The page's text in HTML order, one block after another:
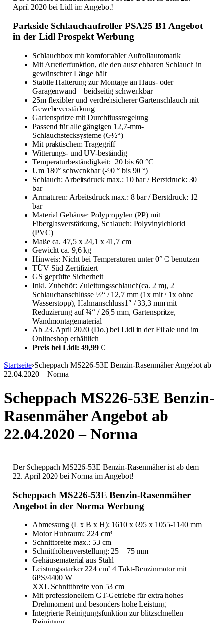
April 2020 bei Lidl im Angebot!
Parkside Schlauchaufroller PSA25 B1 Angebot
in der Lidl Prospekt Werbung
Schlauchbox mit komfortabler Aufrollautomatik
Mit Arretierfunktion, die den ausziehbaren Schlauch in
gewünschter Länge hält
Stabile Halterung zur Montage an Haus- oder
Garagenwand – beidseitig schwenkbar
25m flexibler und verdrehsicherer Gartenschlauch mit
Gewebeverstärkung
Gartenspritze mit Durchflussregelung
Passend für alle gängigen 12,7-mm-
Schlauchstecksysteme (G½“)
Mit praktischem Tragegriff
Witterungs- und UV-beständig
Temperaturbeständigkeit: -20 bis 60 °C
Um 180° schwenkbar (-90 ° bis 90 °)
Schlauch: Arbeitsdruck max.: 10 bar / Berstdruck: 30
bar
Armaturen: Arbeitsdruck max.: 8 bar / Berstdruck: 12
bar
Material Gehäuse: Polypropylen (PP) mit
Fiberglasverstärkung, Schlauch: Polyvinylchlorid
(PVC)
Maße ca. 47,5 x 24,1 x 41,7 cm
Gewicht ca. 9,6 kg
Hinweis: Nicht bei Temperaturen unter 0° C benutzen
TÜV Süd Zertifiziert
GS geprüfte Sicherheit
Inkl. Zubehör: Zuleitungsschlauch(ca. 2 m), 2
Schlauchanschlüsse ½“ / 12,7 mm (1x mit / 1x ohne
Wasserstopp), Hahnanschluss1″ / 33,3 mm mit
Reduzierung auf ¾“ / 26,5 mm, Gartenspritze,
Wandmontagematerial
Ab 23. April 2020 (Do.) bei Lidl in der Filiale und im
Onlineshop erhältlich
Preis bei Lidl: 49,99 €
Startseite›Scheppach MS226-53E Benzin-Rasenmäher Angebot ab
22.04.2020 – Norma
Scheppach MS226-53E Benzin-
Rasenmäher Angebot ab
22.04.2020 – Norma
Der Scheppach MS226-53E Benzin-Rasenmäher ist ab dem
22. April 2020 bei Norma im Angebot!
Scheppach MS226-53E Benzin-Rasenmäher
Angebot in der Norma Werbung
Abmessung (L x B x H): 1610 x 695 x 1055-1140 mm
Motor Hubraum: 224 cm³
Schnittbreite max.: 53 cm
Schnitthöhenverstellung: 25 – 75 mm
Gehäusematerial aus Stahl
Leistungsstarker 224 cm³ 4 Takt-Benzinmotor mit
6PS/4400 W
XXL Schnittbreite von 53 cm
Mit professionellem GT-Getriebe für extra hohes
Drehmoment und besonders hohe Leistung
Integrierte Reinigungsfunktion zur blitzschnellen